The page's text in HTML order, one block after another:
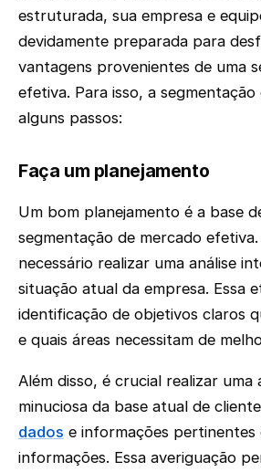
estruturada, sua empresa e
devidamente preparada para
vantagens provenientes de uma
efetiva. Para isso, a segmentação
alguns passos:
Faça um planejamento
Um bom planejamento é a base
segmentação de mercado
necessário realizar uma análise
situação atual da empresa. Essa
identificação de objetivos claros
e quais áreas necessitam de
Além disso, é crucial realizar uma
minuciosa da base atual de
dados e informações pertinentes
informações. Essa averiguação